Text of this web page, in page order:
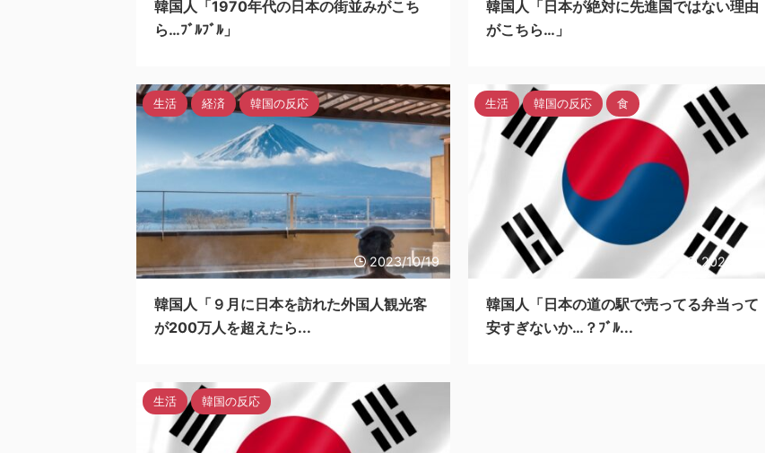
韓国人「1970年代の日本の街並みがこち
ら…ﾌﾞﾙﾌﾞﾙ」
韓国人「日本が絶対に先進国ではない理由
がこちら…」
2023/10/19
生活 経済 韓国の反応
韓国人「９月に日本を訪れた外国人観光客
が200万人を超えたら...
2023/10/18
生活 韓国の反応 食
韓国人「日本の道の駅で売ってる弁当って
安すぎないか…？ﾌﾞﾙ...
生活 韓国の反応